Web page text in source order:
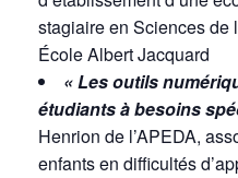
stagiaire en Sciences de
École Albert Jacquard
« Les outils
étudiants à besoins
Henrion de l’APEDA,
enfants en difficultés